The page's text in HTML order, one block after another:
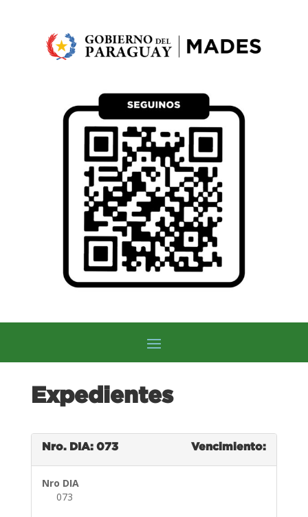
Expedientes
Nro. DIA: 073 Vencimiento:
Nro DIA
073